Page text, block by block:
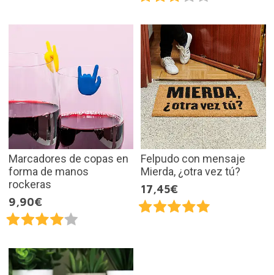
Marcadores de copas en
forma de manos
rockeras
9,90€
Felpudo con mensaje
Mierda, ¿otra vez tú?
17,45€